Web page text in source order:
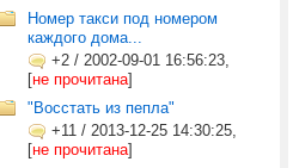
Номер такси под номером
каждого дома...
+2 / 2002-09-01 16:56:23,
[не прочитана]
"Восстать из пепла"
+11 / 2013-12-25 14:30:25,
[не прочитана]